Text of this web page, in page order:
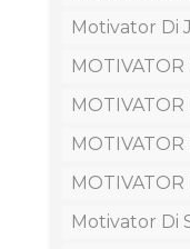
Motivator Di
MOTIVATOR
MOTIVATOR
MOTIVATOR
Motivator Di